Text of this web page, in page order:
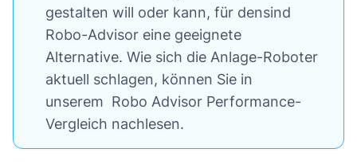
gestalten will oder kann, für densind
Robo-Advisor eine geeignete
Alternative. Wie sich die Anlage-Roboter
aktuell schlagen, können Sie in
unserem Robo Advisor Performance-
Vergleich nachlesen.